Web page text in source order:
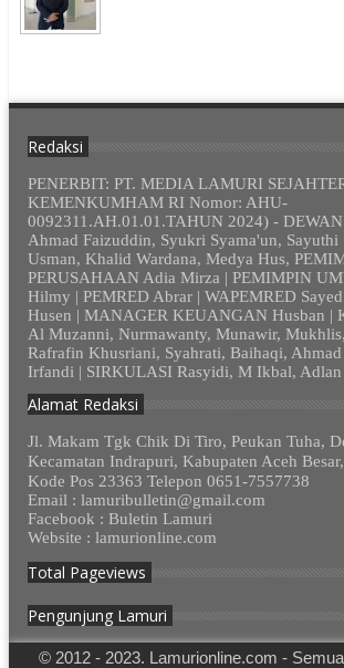
Redaksi
PENERBIT: PT. MEDIA LAMURI
KEMENKUMHAM RI Nomor: AHU-
0092311.AH.01.01.TAHUN 2024) -
Ahmad Faizuddin, Syukri Syama'un,
Usman, Khalid Wardana, Medya Hus,
PERUSAHAAN Adia Mirza | PEMIMPIN
Hilmy | PEMRED Abrar | WAPEMRED
Husen | MANAGER KEUANGAN Husban |
Al Muzanni, Nurmawanty, Munawir,
Rafrafin Khusriani, Syahrati, Baihaqi,
Irfandi | SIRKULASI Rasyidi, M Ikbal, Adlan
Alamat Redaksi
Jl. Makam Tgk Chik Di Tiro, Peukan Tuha,
Kecamatan Indrapuri, Kabupaten Aceh
Kode Pos 23363 Telepon 0651-7557738
Email : lamuribulletin@gmail.com
Facebook : Buletin Lamuri
Website : lamurionline.com
Total Pageviews
Pengunjung Lamuri
© 2012 - 2023. Lamurionline.com -